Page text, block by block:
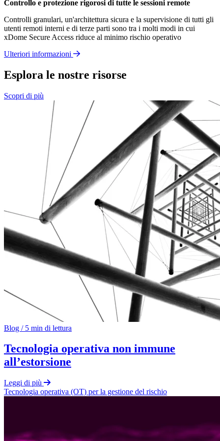
Controllo e protezione rigorosi di tutte le sessioni remote
Controlli granulari, un'architettura sicura e la supervisione di tutti gli
utenti remoti interni e di terze parti sono tra i molti modi in cui
xDome Secure Access riduce al minimo rischio operativo
Ulteriori informazioni
Esplora le nostre risorse
Scopri di più
Blog /5 min di lettura
Tecnologia operativa non immune
all’estorsione
Leggi di più
Tecnologia operativa (OT) per la gestione del rischio